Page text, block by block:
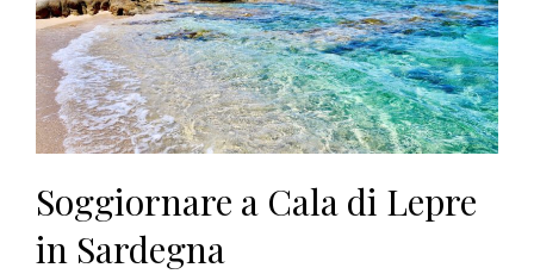
Soggiornare a Cala di Lepre
in Sardegna